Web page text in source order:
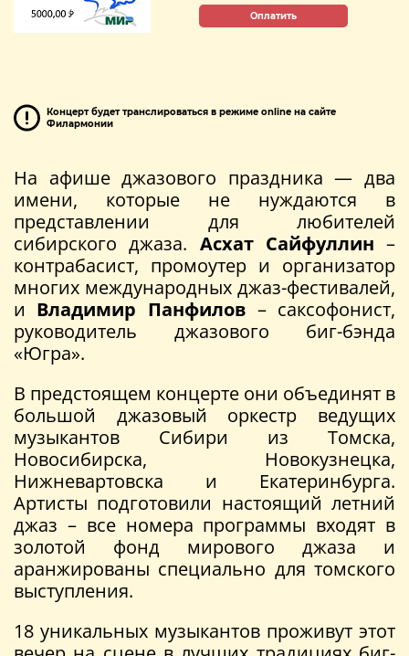
Оплатить
Концерт будет транслироваться в режиме online на сайте
Филармонии
На афише джазового праздника — два
имени, которые не нуждаются в
представлении для любителей
сибирского джаза. Асхат Сайфуллин –
контрабасист, промоутер и организатор
многих международных джаз-фестивалей,
и Владимир Панфилов – саксофонист,
руководитель джазового биг-бэнда
«Югра».
В предстоящем концерте они объединят в
большой джазовый оркестр ведущих
музыкантов Сибири из Томска,
Новосибирска, Новокузнецка,
Нижневартовска и Екатеринбурга.
Артисты подготовили настоящий летний
джаз – все номера программы входят в
золотой фонд мирового джаза и
аранжированы специально для томского
выступления.
18 уникальных музыкантов проживут этот